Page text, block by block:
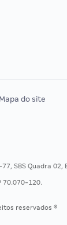
Mapa do site
SBS Quadra
70.070-120.
reservados ®